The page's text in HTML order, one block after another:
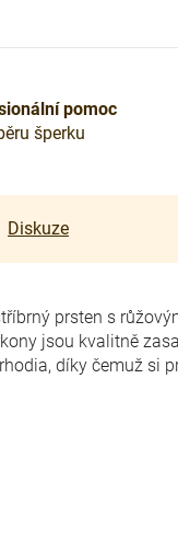
pomoc
šperku
Diskuze
prsten s
jsou kvalitně
díky čemuž si